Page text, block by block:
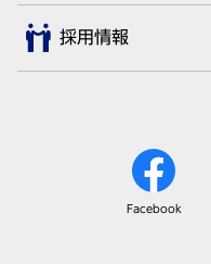
採用情報
Facebook